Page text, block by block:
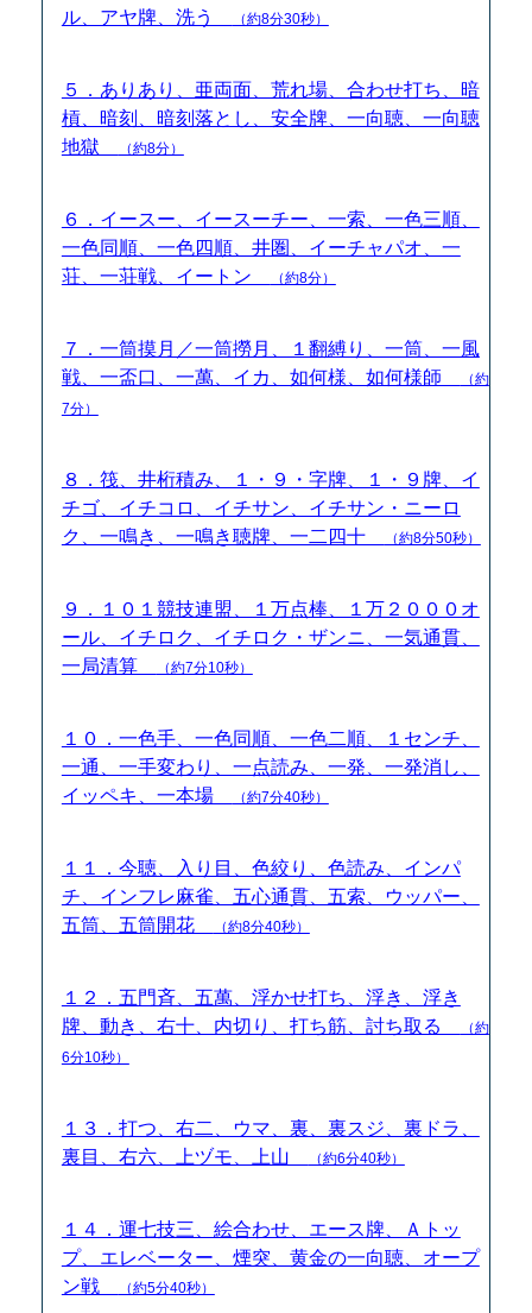
ル、アヤ牌、洗う
（約8分30秒）
５．ありあり、亜両面、荒れ場、合わせ打ち、暗
槓、暗刻、暗刻落とし、安全牌、一向聴、一向聴
地獄
（約8分）
６．イースー、イースーチー、一索、一色三順、
一色同順、一色四順、井圏、イーチャパオ、一
荘、一荘戦、イートン
（約8分）
７．一筒摸月／一筒撈月、１翻縛り、一筒、一風
戦、一盃口、一萬、イカ、如何様、如何様師
（約
7分）
８．筏、井桁積み、１・９・字牌、１・９牌、イ
チゴ、イチコロ、イチサン、イチサン・ニーロ
ク、一鳴き、一鳴き聴牌、一二四十
（約8分50秒）
９．１０１競技連盟、１万点棒、１万２０００オ
ール、イチロク、イチロク・ザンニ、一気通貫、
一局清算
（約7分10秒）
１０．一色手、一色同順、一色二順、１センチ、
一通、一手変わり、一点読み、一発、一発消し、
イッペキ、一本場
（約7分40秒）
１１．今聴、入り目、色絞り、色読み、インパ
チ、インフレ麻雀、五心通貫、五索、ウッパー、
五筒、五筒開花
（約8分40秒）
１２．五門斉、五萬、浮かせ打ち、浮き、浮き
牌、動き、右十、内切り、打ち筋、討ち取る
（約
6分10秒）
１３．打つ、右二、ウマ、裏、裏スジ、裏ドラ、
裏目、右六、上ヅモ、上山
（約6分40秒）
１４．運七技三、絵合わせ、エース牌、Ａトッ
プ、エレベーター、煙突、黄金の一向聴、オープ
ン戦
（約5分40秒）